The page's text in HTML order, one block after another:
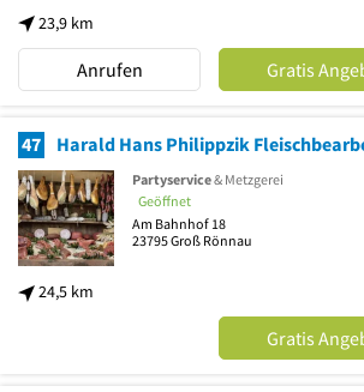
23,9 km
Anrufen Gratis
47 Harald Hans Philippzik
24,5 km
Partyservice& Metzgerei
Geöffnet
Am Bahnhof 18
23795Groß Rönnau
Gratis